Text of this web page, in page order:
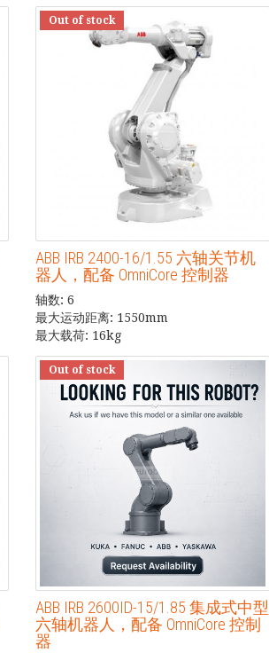
Out of stock
ABB IRB 2400-16/1.55 六轴关节机
器人，配备 OmniCore 控制器
轴数: 6
最大运动距离: 1550mm
最大载荷: 16kg
Out of stock
ABB IRB 2600ID-15/1.85 集成式中型
六轴机器人，配备 OmniCore 控制
器